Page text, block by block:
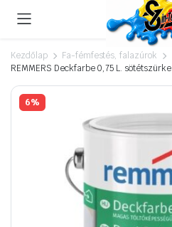
Kezdőlap
Fa-fémfestés, falazúrok
REMMERS Deckfarbe 0,75 L. sötétszürke
6%